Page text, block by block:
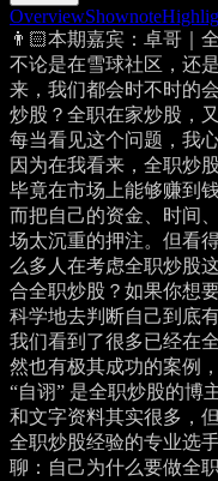
OverviewShownote
👨🏻‍本期嘉宾：卓哥｜
不论是在雪球社区，还
来，我们都会时不时的
炒股？全职在家炒股，
每当看见这个问题，我
因为在我看来，全职炒
毕竟在市场上能够赚到
而把自己的资金、时间
场太沉重的押注。但看
么多人在考虑全职炒股
合全职炒股？如果你想
科学地去判断自己到底
我们看到了很多已经在
然也有极其成功的案例
“自诩” 是全职炒股的博
和文字资料其实很多，
全职炒股经验的专业选
聊：自己为什么要做全